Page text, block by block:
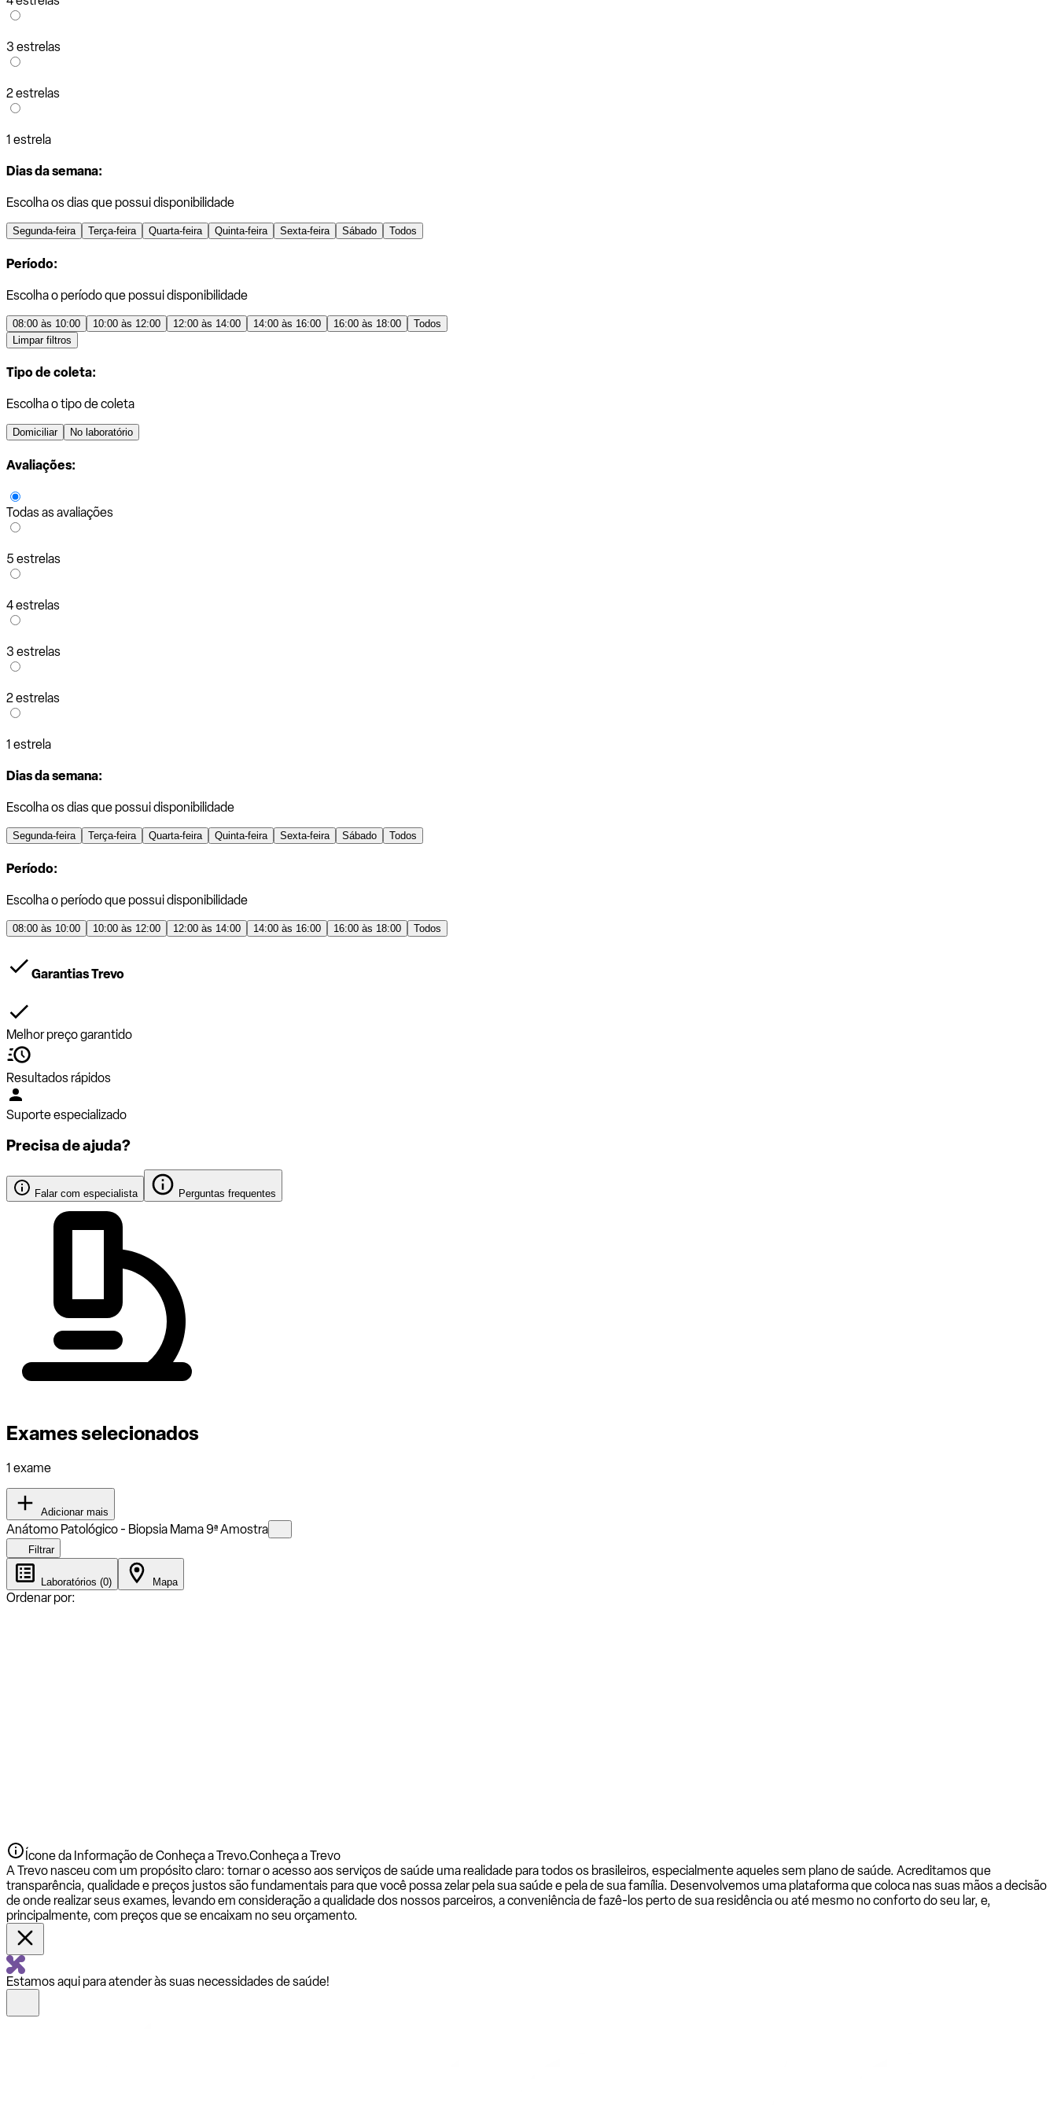
3 estrelas
2 estrelas
1 estrela
Dias da semana:
Escolha os dias que possui disponibilidade
Segunda-feira Terça-feira Quarta-feira Quinta-feira Sexta-feira Sábado Todos
Período:
Escolha o período que possui disponibilidade
08:00 às 10:00 10:00 às 12:00 12:00 às 14:00 14:00 às 16:00 16:00 às 18:00
Todos
Limpar filtros
Tipo de coleta:
Escolha o tipo de coleta
Domiciliar No laboratório
Avaliações:
Todas as avaliações
5 estrelas
4 estrelas
3 estrelas
2 estrelas
1 estrela
Dias da semana:
Escolha os dias que possui disponibilidade
Segunda-feira Terça-feira Quarta-feira Quinta-feira Sexta-feira Sábado Todos
Período:
Escolha o período que possui disponibilidade
08:00 às 10:00 10:00 às 12:00 12:00 às 14:00 14:00 às 16:00 16:00 às 18:00 Todos
Garantias Trevo
Melhor preço garantido
Resultados rápidos
Suporte especializado
Precisa de ajuda?
Falar com especialista Perguntas frequentes
Exames selecionados
1 exame
Adicionar mais
Anátomo Patológico - Biopsia Mama 9ª Amostra
Filtrar
Laboratórios (0) Mapa
Ordenar por:
Ícone da Informação de Conheça a Trevo.Conheça a Trevo
A Trevo nasceu com um propósito claro: tornar o acesso aos serviços de saúde uma realidade para todos os brasileiros, especialmente aqueles sem plano de saúde. Acreditamos que
transparência, qualidade e preços justos são fundamentais para que você possa zelar pela sua saúde e pela de sua família. Desenvolvemos uma plataforma que coloca nas suas mãos a decisão
de onde realizar seus exames, levando em consideração a qualidade dos nossos parceiros, a conveniência de fazê-los perto de sua residência ou até mesmo no conforto do seu lar, e,
principalmente, com preços que se encaixam no seu orçamento.
Estamos aqui para atender às suas necessidades de saúde!